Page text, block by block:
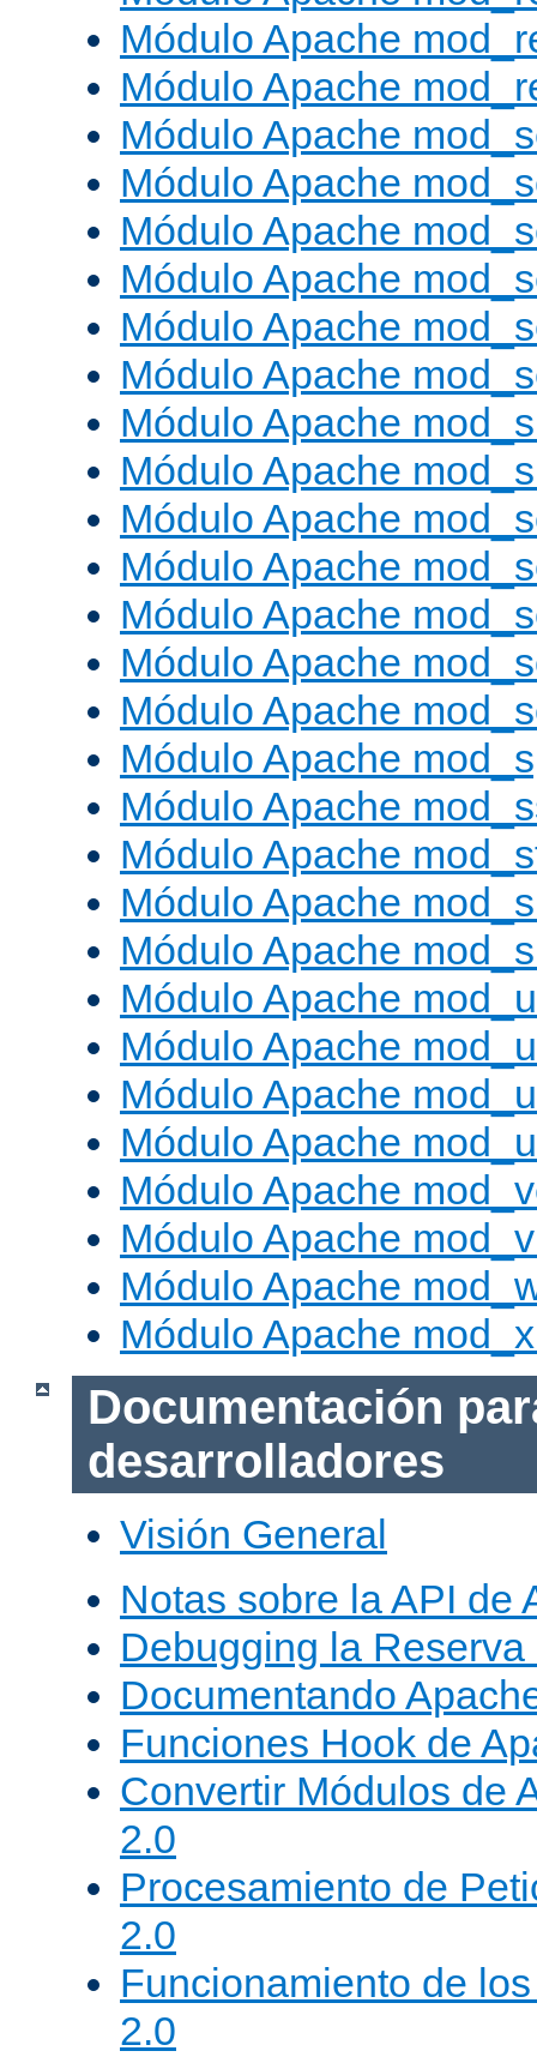
Módulo Apache
Módulo Apache
Módulo Apache
Módulo Apache
Módulo Apache
Módulo Apache
Módulo Apache
Módulo Apache
Módulo Apache
Módulo Apache
Módulo Apache
Módulo Apache
Módulo Apache
Módulo Apache
Módulo Apache
Módulo Apache
Módulo Apache
Módulo Apache
Módulo Apache
Módulo Apache
Módulo Apache
Módulo Apache
Módulo Apache
Módulo Apache
Módulo Apache
Módulo Apache
Módulo Apache
Módulo Apache
Documentación
desarrolladores
Visión General
Notas sobre la API de
Debugging la
Documentando
Funciones Hook de
Convertir Módulos de
2.0
Procesamiento de
2.0
Funcionamiento de
2.0